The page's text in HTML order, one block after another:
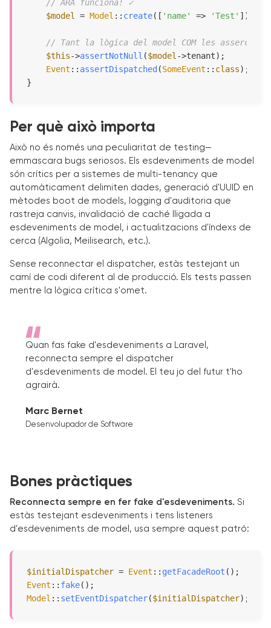
// ARA funciona! ✓
$model
= Model :: create([ 'name' => 'Test' ]);
// Tant la lògica del model COM les assercions
$this->assertNotNull ($model ->tenant);
Event :: assertDispatched (SomeEvent :: class);
}
Per què això importa
Això no és només una peculiaritat de testing—
emmascara bugs seriosos. Els esdeveniments de model
són crítics per a sistemes de multi-tenancy que
automàticament delimiten dades, generació d'UUID en
mètodes boot de models, logging d'auditoria que
rastreja canvis, invalidació de caché lligada a
esdeveniments de model, i actualitzacions d'índexs de
cerca (Algolia, Meilisearch, etc.).
Sense reconnectar el dispatcher, estàs testejant un
camí de codi diferent al de producció. Els tests passen
mentre la lògica crítica s'omet.
Quan fas fake d'esdeveniments a Laravel,
reconnecta sempre el dispatcher
d'esdeveniments de model. El teu jo del futur t'ho
agrairà.
Marc Bernet
Desenvolupador de Software
Bones pràctiques
Reconnecta sempre en fer fake d'esdeveniments. Si
estàs testejant esdeveniments i tens listeners
d'esdeveniments de model, usa sempre aquest patró:
$initialDispatcher = Event :: getFacadeRoot
Event :: fake
Model :: setEventDispatcher($initialDispatcher);